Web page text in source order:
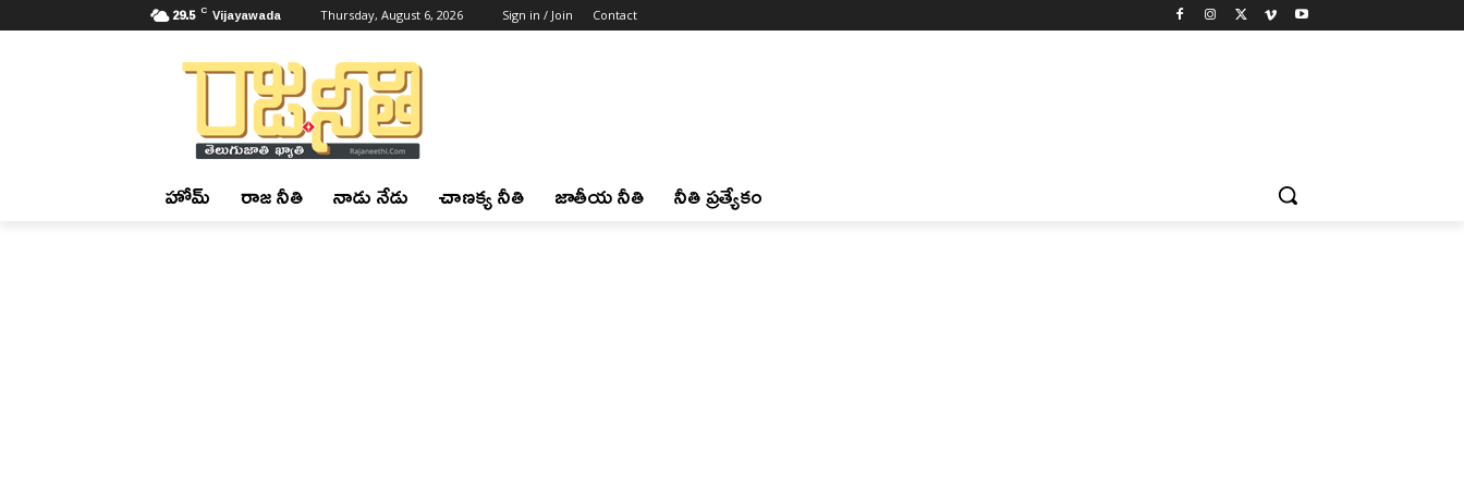
29.5 C Vijayawada Thursday, August 6, 2026 Sign in / Join Contact
హోమ్ రాజ నీతి నాడు నేడు చాణక్య నీతి జాతీయ నీతి నీతి ప్రత్యేకం